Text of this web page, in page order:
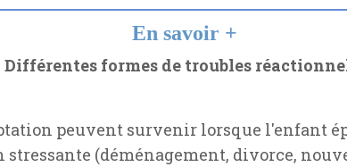
En savoir +
Différentes formes de troubles
peuvent survenir lorsque l'enfant
(déménagement, divorce,